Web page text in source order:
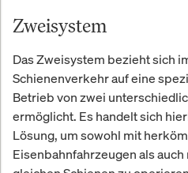
Zweisystem
Das Zweisystem bezieht sich
Schienenverkehr auf eine
Betrieb von zwei
ermöglicht. Es handelt sich
Lösung, um sowohl mit
Eisenbahnfahrzeugen als